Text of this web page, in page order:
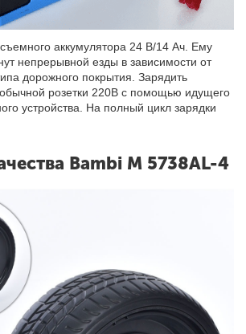
аккумулятора 24 В/14 Ач. Ему
непрерывной езды в зависимости от
дорожного покрытия. Зарядить
розетки 220В с помощью идущего
устройства. На полный цикл зарядки
Bambi M 5738AL-4